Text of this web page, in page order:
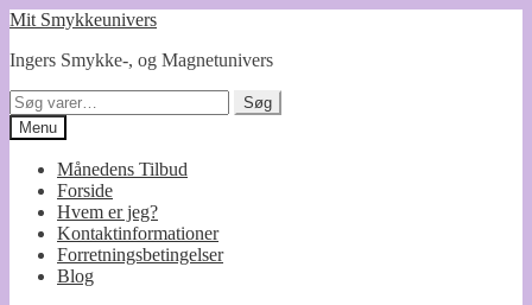
Spring
navigation
Spring
indhold
Mit Smykkeunivers
Ingers Smykke-, og Magnetunivers
Søg
efter:
Søg
Menu
Månedens Tilbud
Forside
Hvem er jeg?
Kontaktinformationer
Forretningsbetingelser
Blog